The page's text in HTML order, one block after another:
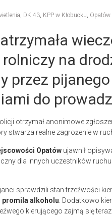
, DK 43, KPP w Kłobucku, Opatów
na
przez
do
otrzymał anonimowe
stwarza realne zagrożenie w
Opatów ujawnił
dla innych uczestników
sprawdzili stan trzeźwości
promila alkoholu. Dodatkowo
kierującego zajmą się